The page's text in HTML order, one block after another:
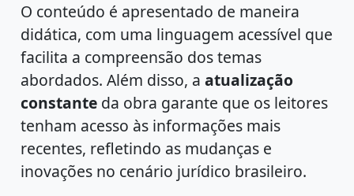
O conteúdo é apresentado de maneira
didática, com uma linguagem acessível que
facilita a compreensão dos temas
abordados. Além disso, aatualização
constante da obra garante que os leitores
tenham acesso às informações mais
recentes, refletindo as mudanças e
inovações no cenário jurídico brasileiro.